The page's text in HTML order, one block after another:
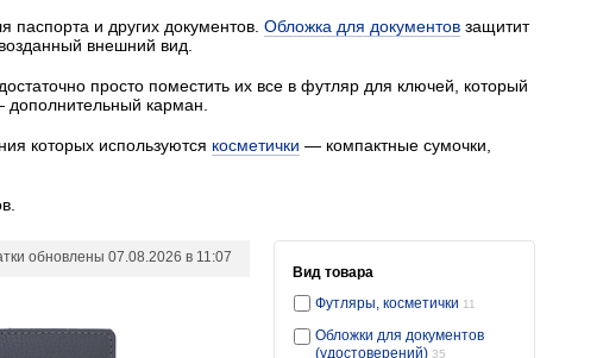
паспорта и других документов. Обложка для документов защитит
внешний вид.
просто поместить их все в футляр для ключей, который
карман.
которых используются косметички — компактные сумочки,
Вид товара
Футляры, косметички 11
Обложки для документов
(удостоверений) 35
обновлены 07.08.2026 в 11:07